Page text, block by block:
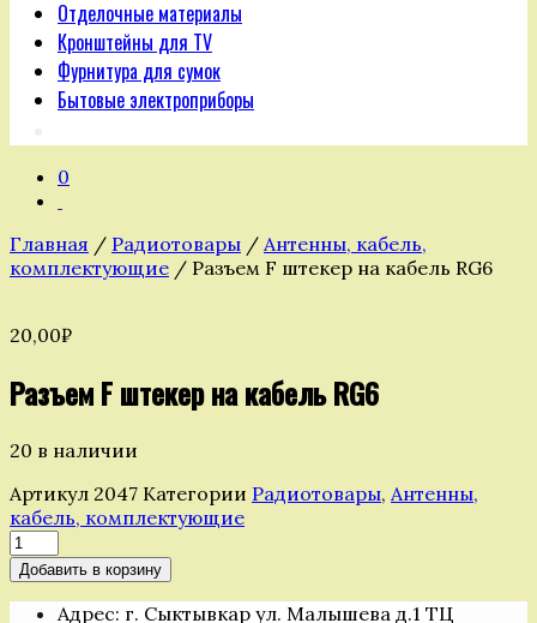
Отделочные материалы
Кронштейны для TV
Фурнитура для сумок
Бытовые электроприборы
0
Главная / Радиотовары / Антенны, кабель,
комплектующие / Разъем F штекер на кабель RG6
20,00₽
Разъем F штекер на кабель RG6
20 в наличии
Артикул 2047 Категории Радиотовары, Антенны,
кабель, комплектующие
Количество
товара
Разъем
Добавить в корзину
Адрес: г. Сыктывкар ул. Малышева д.1 ТЦ